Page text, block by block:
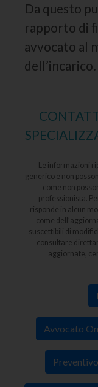
Da questo
rapporto di
avvocato al
dell’incarico.
Le informazioni
generico e non
come non
professionista.
risponde in alcun
come
suscettibili di
consultare
aggiornate,
Avvocato